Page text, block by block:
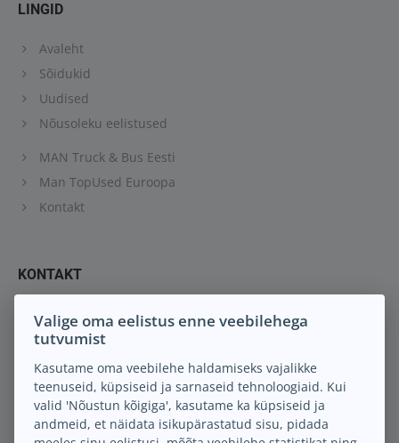
LINGID
Avaleht
Sõidukid
Uudised
Nõusoleku eelistused
MAN Truck & Bus Eesti
Man TopUsed Euroopa
Kontakt
KONTAKT
Keil M.A. OÜ
Peterburi tee 88
info@keilma.ee
+372 605 2000
Facebook
Valige oma eelistus enne veebilehega
tutvumist
Kasutame oma veebilehe haldamiseks vajalikke
teenuseid, küpsiseid ja sarnaseid tehnoloogiaid. Kui
valid 'Nõustun kõigiga', kasutame ka küpsiseid ja
andmeid, et näidata isikupärastatud sisu, pidada